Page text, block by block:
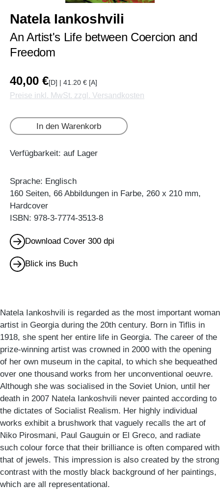
Natela Iankoshvili
An Artist's Life between Coercion and
Freedom
40,00 €[D] | 41.20 € [A]
Preise inkl. MwSt. zzgl. Versandkosten
In den Warenkorb
Verfügbarkeit: auf Lager
Sprache: Englisch
160 Seiten, 66 Abbildungen in Farbe, 260 x 210 mm,
Hardcover
ISBN: 978-3-7774-3513-8
Download Cover 300 dpi
Blick ins Buch
Natela Iankoshvili is regarded as the most important woman
artist in Georgia during the 20th century. Born in Tiflis in
1918, she spent her entire life in Georgia. The career of the
prize-winning artist was crowned in 2000 with the opening
of her own museum in the capital, to which she bequeathed
over one thousand works from her unconventional oeuvre.
Although she was socialised in the Soviet Union, until her
death in 2007 Natela Iankoshvili never painted according to
the dictates of Socialist Realism. Her highly individual
works exhibit a brushwork that vaguely recalls the art of
Niko Pirosmani, Paul Gauguin or El Greco, and radiate
such colour force that their brilliance is often compared with
that of jewels. This impression is also created by the strong
contrast with the mostly black background of her paintings,
which are all representational.